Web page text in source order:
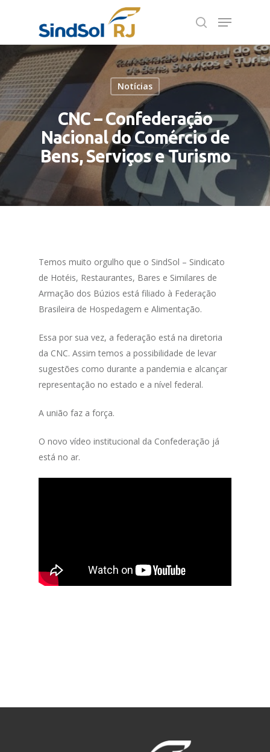
Pressione Enter para pesquisar ou ESC para
fechar
Notícias
CNC – Confederação
Nacional do Comércio de
Bens, Serviços e Turismo
Temos muito orgulho que o SindSol – Sindicato
de Hotéis, Restaurantes, Bares e Similares de
Armação dos Búzios está filiado à Federação
Brasileira de Hospedagem e Alimentação.
Essa por sua vez, a federação está na diretoria
da CNC. Assim temos a possibilidade de levar
sugestões como durante a pandemia e alcançar
representação no estado e a nível federal.
A união faz a força.
O novo vídeo institucional da Confederação já
está no ar.
Quem Somos
Contato